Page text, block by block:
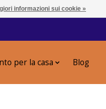
per la casa Blog
informazioni sui cookie »